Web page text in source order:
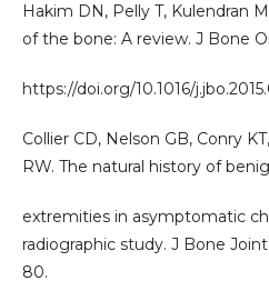
Hakim DN, Pelly T, Kulendran
of the bone: A review. J Bone
https://doi.org/10.1016/
Collier CD, Nelson GB, Conry
RW. The natural history of
extremities in asymptomatic
radiographic study. J Bone
80.